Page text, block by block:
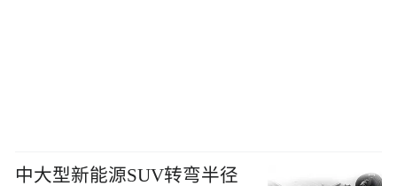
中大型新能源SUV转弯半径